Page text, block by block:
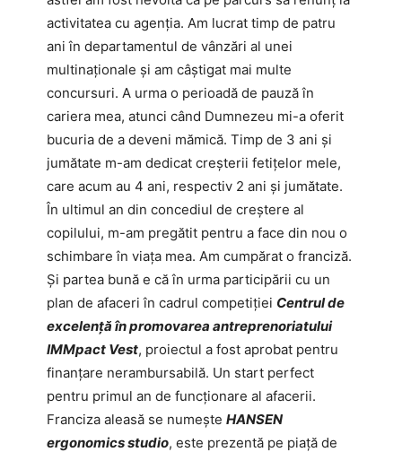
activitatea cu agenția. Am lucrat timp de patru
ani în departamentul de vânzări al unei
multinaționale și am câștigat mai multe
concursuri. A urma o perioadă de pauză în
cariera mea, atunci când Dumnezeu mi-a oferit
bucuria de a deveni mămică. Timp de 3 ani și
jumătate m-am dedicat creșterii fetițelor mele,
care acum au 4 ani, respectiv 2 ani și jumătate.
În ultimul an din concediul de creștere al
copilului, m-am pregătit pentru a face din nou o
schimbare în viața mea. Am cumpărat o franciză.
Și partea bună e că în urma participării cu un
plan de afaceri în cadrul competiției Centrul de
excelență în promovarea antreprenoriatului
IMMpact Vest, proiectul a fost aprobat pentru
finanțare nerambursabilă. Un start perfect
pentru primul an de funcționare al afacerii.
Franciza aleasă se numește HANSEN
ergonomics studio, este prezentă pe piață de